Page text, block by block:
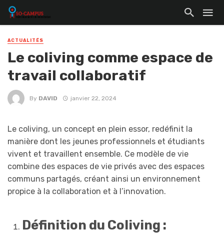
ACTUALITÉS
Le coliving comme espace de
travail collaboratif
By DAVID janvier 22, 2024
Le coliving, un concept en plein essor, redéfinit la
manière dont les jeunes professionnels et étudiants
vivent et travaillent ensemble. Ce modèle de vie
combine des espaces de vie privés avec des espaces
communs partagés, créant ainsi un environnement
propice à la collaboration et à l’innovation.
Définition du Coliving :